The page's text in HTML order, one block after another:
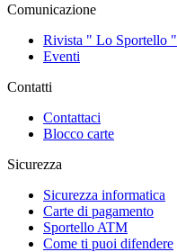
Comunicazione
Rivista " Lo Sportello "
Eventi
Contatti
Contattaci
Blocco carte
Sicurezza
Sicurezza informatica
Carte di pagamento
Sportello ATM
Come ti puoi difendere